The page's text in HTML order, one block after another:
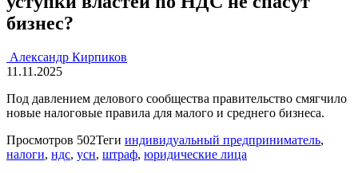
бизнес?
Александр Кирпиков
11.11.2025
Под давлением делового сообщества правительство смягчило
новые налоговые правила для малого и среднего бизнеса.
Просмотров 502Теги индивидуальный предприниматель,
налоги, ндс, усн, штраф, юридические лица